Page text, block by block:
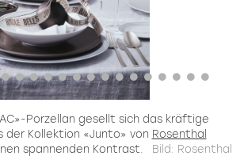
Porzellan gesellt sich das kräftige
der Kollektion «Junto» von Rosenthal
spannenden Kontrast.
Bild: Rosenthal